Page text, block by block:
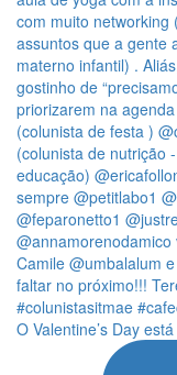
O Valentine’s Day